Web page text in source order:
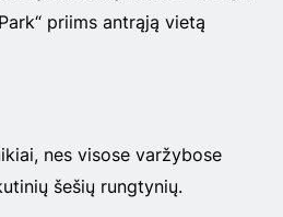
priims antrąją vietą
nes visose varžybose
šešių rungtynių.